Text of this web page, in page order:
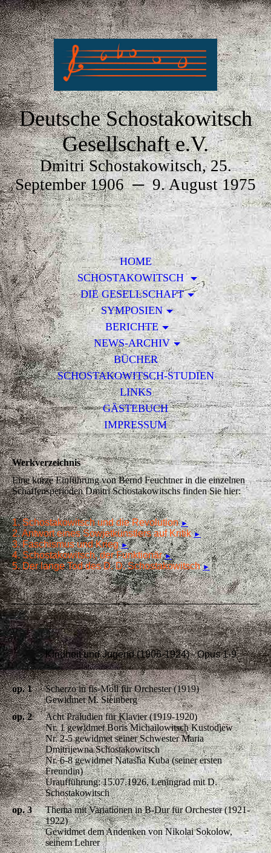
Deutsche Schostakowitsch
Gesellschaft e.V.
Dmitri Schostakowitsch, 25.
September 1906─9. August 1975
HOME
SCHOSTAKOWITSCH
DIE GESELLSCHAFT
SYMPOSIEN
BERICHTE
NEWS-ARCHIV
BÜCHER
SCHOSTAKOWITSCH-STUDIEN
LINKS
GÄSTEBUCH
IMPRESSUM
Werkverzeichnis
Eine kurze Einführung von Bernd Feuchtner in die einzelnen
Schaffensperioden Dmitri Schostakowitschs finden Sie hier:
1. Schostakowitsch und die Revolution►
2. Antwort eines Sowjetkünstlers auf Kritik►
3. Faschismus und Krieg►
4. Schostakowitsch, der Funktionär►
5. Der lange Tod des D. D. Schostakowitsch►
Kindheit und Jugend (1906-1924) - Opus 1-9
op. 1
Scherzo in fis-Moll für Orchester (1919)
Gewidmet M. Steinberg
op. 2
Acht Präludien für Klavier (1919-1920)
Nr. 1 gewidmet Boris Michailowitsch Kustodjew
Nr. 2-5 gewidmet seiner Schwester Maria
Dmitrijewna Schostakowitsch
Nr. 6-8 gewidmet Natasha Kuba (seiner ersten
Freundin)
Uraufführung: 15.07.1926, Leningrad mit D.
Schostakowitsch
op. 3
Thema mit Variationen in B-Dur für Orchester (1921-
1922)
Gewidmet dem Andenken von Nikolai Sokolow,
seinem Lehrer